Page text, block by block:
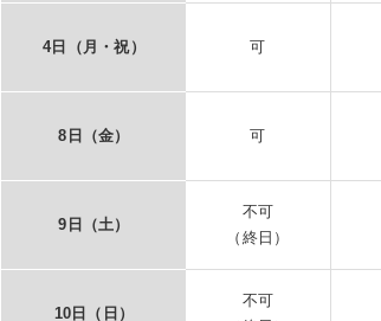
4日（月・祝） 可
8日（金） 可
9日（土）
不可
（終日）
10日（日）
不可